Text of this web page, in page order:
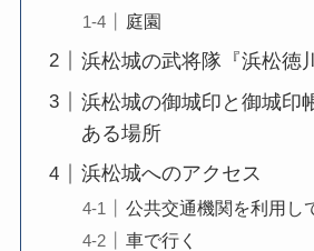
庭園
浜松城の武将隊『浜松徳
浜松城の御城印と御城印
ある場所
浜松城へのアクセス
公共交通機関を利用し
車で行く